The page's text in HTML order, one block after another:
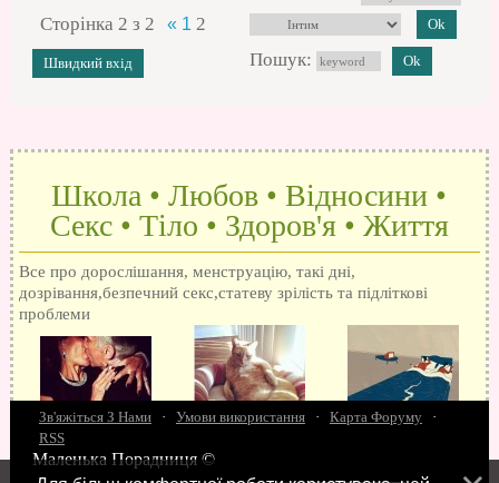
Сторінка 2 з 2 « 1 2
Пошук:
Школа • Любов • Відносини •
Секс • Тіло • Здоров'я • Життя
Все про дорослішання, менструацію, такі дні,
дозрівання,безпечний секс,статеву зрілість та підліткові
проблеми
15 запитань про секс Як досягти оргазм
Зв'яжіться З Нами · Умови використання · Карта Форуму
·
RSS
Маленька Порадниця ©